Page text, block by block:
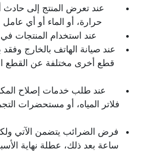
عند تعرض المنتج إلى حادث
حرارة، أو الماء أو أي
عند استخدام المنتجات في
عند صيانة الهاتف بالخارج
قطع أخرى مختلفة عن القطع
عند طلب خدمات إصلاح
فلاتر المياه، أو مستحضرات
فرض الضرائب يتضمن الآتي
ساعة بعد ذلك، عطلة نهاية